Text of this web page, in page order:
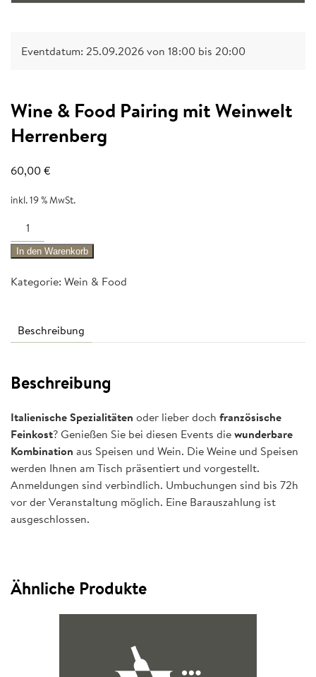
Eventdatum: 25.09.2026 von 18:00 bis 20:00
Wine & Food Pairing mit Weinwelt
Herrenberg
60,00€
inkl. 19 % MwSt.
Wine
&
Food
mit
Herrenberg
Menge
In den Warenkorb
Kategorie: Wein & Food
Beschreibung
Beschreibung
Italienische Spezialitäten oder lieber doch französische
Feinkost? Genießen Sie bei diesen Events diewunderbare
Kombination aus Speisen und Wein. Die Weine und Speisen
werden Ihnen am Tisch präsentiert und vorgestellt.
Anmeldungen sind verbindlich. Umbuchungen sind bis 72h
vor der Veranstaltung möglich. Eine Barauszahlung ist
ausgeschlossen.
Ähnliche Produkte